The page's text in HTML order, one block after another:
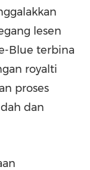
lesen
Blue terbina
royalti
proses
dan